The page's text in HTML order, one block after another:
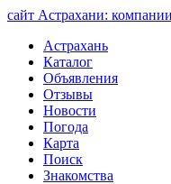
сайт Астрахани:
Астрахань
Каталог
Объявления
Отзывы
Новости
Погода
Карта
Поиск
Знакомства